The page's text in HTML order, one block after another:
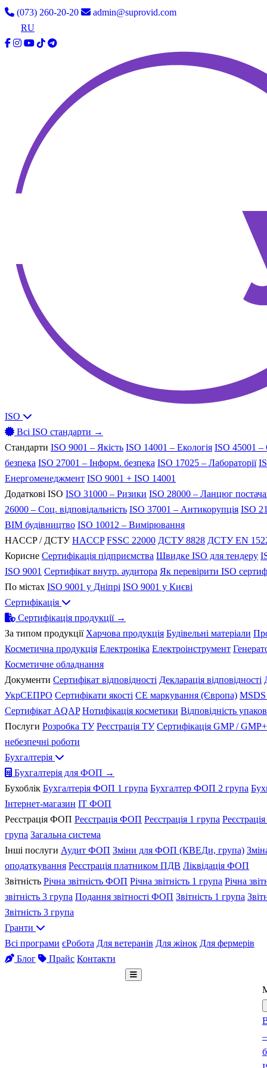
(073) 260-20-20
admin@suprovid.com
RU
ISO
Всі ISO стандарти →
Стандарти ISO 9001 – Якість ISO 14001 – Екологія ISO 45001 –
безпека ISO 27001 – Інформ. безпека ISO 17025 – Лабораторії
Енергоменеджмент ISO 9001 + ISO 14001
Додаткові ISO ISO 31000 – Ризики ISO 28000 – Ланцюг
26000 – Соц. відповідальність ISO 37001 – Антикорупція ISO
BIM будівництво ISO 10012 – Вимірювання
HACCP / ДСТУ HACCP FSSC 22000 ДСТУ 8828 ДСТУ EN
Корисне Сертифікація підприємства Швидке ISO для тендеру
ISO 9001 Сертифікат внутр. аудитора Як перевірити ISO
По містах ISO 9001 у Дніпрі ISO 9001 у Києві
Сертифікація
Сертифікація продукції →
За типом продукції Харчова продукція Будівельні матеріали
Косметична продукція Електроніка Електроінструмент
Косметичне обладнання
Документи Сертифікат відповідності Декларація відповідності
УкрСЕПРО Сертифікати якості CE маркування (Європа) MSDS
Сертифікат AQAP Нотифікація косметики Відповідність
Послуги Розробка ТУ Реєстрація ТУ Сертифікація GMP / GMP+
небезпечні роботи
Бухгалтерія
Бухгалтерія для ФОП →
Бухоблік Бухгалтерія ФОП 1 група Бухгалтер ФОП 2 група
Інтернет-магазин IT ФОП
Реєстрація ФОП Реєстрація ФОП Реєстрація 1 група
група Загальна система
Інші послуги Аудит ФОП Зміни для ФОП (КВЕДи, група)
оподаткування Реєстрація платником ПДВ Ліквідація ФОП
Звітність Річна звітність ФОП Річна звітність 1 група Річна
звітність 3 група Подання звітності ФОП Звітність 1 група
Звітність 3 група
Гранти
Всі програми єРобота Для ветеранів Для жінок Для фермерів
Блог
Прайс Контакти